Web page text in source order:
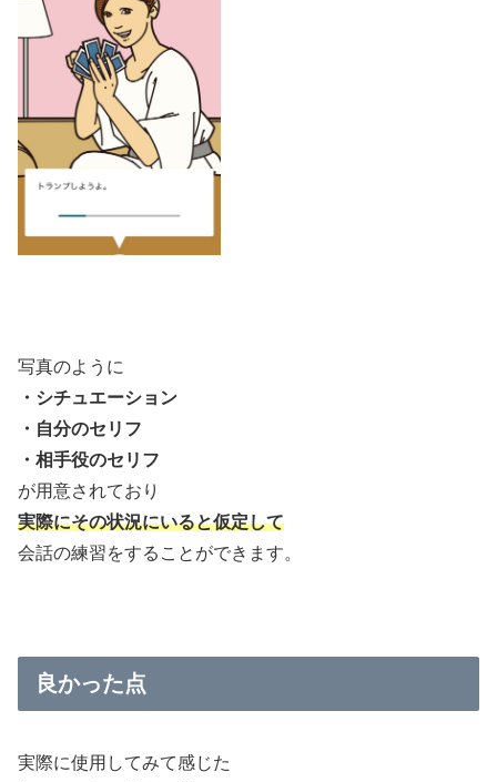
写真のように
・シチュエーション
・自分のセリフ
・相手役のセリフ
が用意されており
実際にその状況にいると仮定して
会話の練習をすることができます。
良かった点
実際に使用してみて感じた